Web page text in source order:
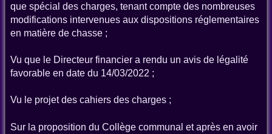
que spécial des charges, tenant compte des nombreuses
modifications intervenues aux dispositions réglementaires
en matière de chasse ;
Vu que le Directeur financier a rendu un avis de légalité
favorable en date du 14/03/2022 ;
Vu le projet des cahiers des charges ;
Sur la proposition du Collège communal et après en avoir